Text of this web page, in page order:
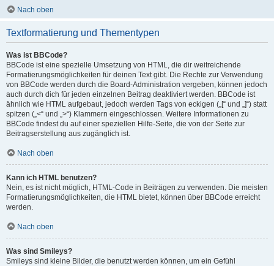
Nach oben
Textformatierung und Thementypen
Was ist BBCode?
BBCode ist eine spezielle Umsetzung von HTML, die dir weitreichende
Formatierungsmöglichkeiten für deinen Text gibt. Die Rechte zur Verwendung
von BBCode werden durch die Board-Administration vergeben, können jedoch
auch durch dich für jeden einzelnen Beitrag deaktiviert werden. BBCode ist
ähnlich wie HTML aufgebaut, jedoch werden Tags von eckigen („[“ und „]“) statt
spitzen („<“ und „>“) Klammern eingeschlossen. Weitere Informationen zu
BBCode findest du auf einer speziellen Hilfe-Seite, die von der Seite zur
Beitragserstellung aus zugänglich ist.
Nach oben
Kann ich HTML benutzen?
Nein, es ist nicht möglich, HTML-Code in Beiträgen zu verwenden. Die meisten
Formatierungsmöglichkeiten, die HTML bietet, können über BBCode erreicht
werden.
Nach oben
Was sind Smileys?
Smileys sind kleine Bilder, die benutzt werden können, um ein Gefühl